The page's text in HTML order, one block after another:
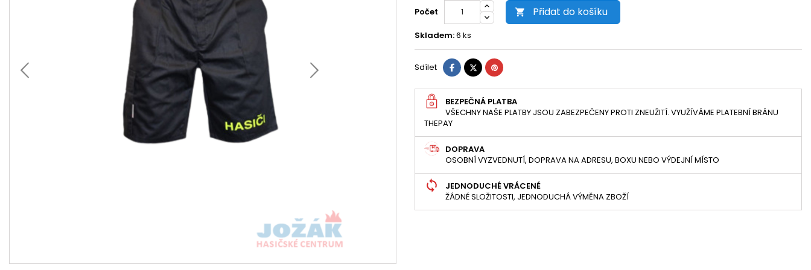
Počet  Přidat do košíku
Skladem:6 ks
Sdílet SdíletTweetPinterest
BEZPEČNÁ PLATBA
VŠECHNY NAŠE PLATBY JSOU ZABEZPEČENY PROTI ZNEUŽITÍ. VYUŽÍVÁME PLATEBNÍ BRÁNU
THEPAY
DOPRAVA
OSOBNÍ VYZVEDNUTÍ, DOPRAVA NA ADRESU, BOXU NEBO VÝDEJNÍ MÍSTO
JEDNODUCHÉ VRÁCENÉ
ŽÁDNÉ SLOŽITOSTI, JEDNODUCHÁ VÝMĚNA ZBOŽÍ